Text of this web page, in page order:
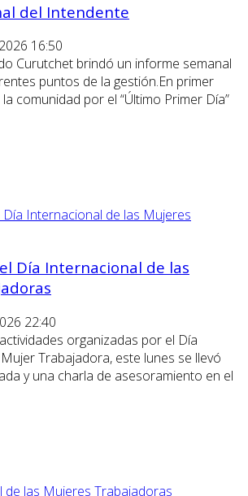
del Intendente
16:50
Curutchet brindó un informe semanal
puntos de la gestión.En primer
comunidad por el “Último Primer Día”
Día Internacional de las
22:40
organizadas por el Día
Trabajadora, este lunes se llevó
y una charla de asesoramiento en el